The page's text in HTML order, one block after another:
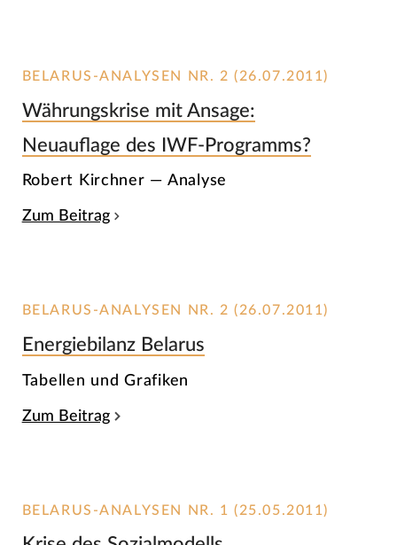
BELARUS-ANALYSEN NR. 2 (26.07.2011)
Währungskrise mit Ansage:
Neuauflage des IWF-Programms?
Robert Kirchner — Analyse
Zum Beitrag
BELARUS-ANALYSEN NR. 2 (26.07.2011)
Energiebilanz Belarus
Tabellen und Grafiken
Zum Beitrag
BELARUS-ANALYSEN NR. 1 (25.05.2011)